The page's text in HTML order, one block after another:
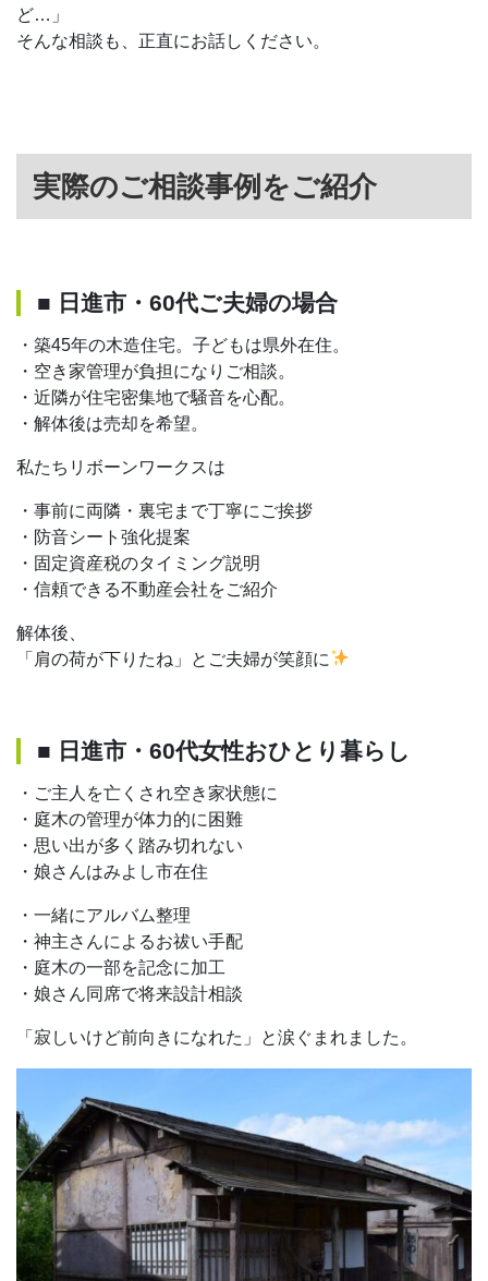
ど…」
そんな相談も、正直にお話しください。
実際のご相談事例をご紹介
■ 日進市・60代ご夫婦の場合
・築45年の木造住宅。子どもは県外在住。
・空き家管理が負担になりご相談。
・近隣が住宅密集地で騒音を心配。
・解体後は売却を希望。
私たちリボーンワークスは
・事前に両隣・裏宅まで丁寧にご挨拶
・防音シート強化提案
・固定資産税のタイミング説明
・信頼できる不動産会社をご紹介
解体後、
「肩の荷が下りたね」とご夫婦が笑顔に
■ 日進市・60代女性おひとり暮らし
・ご主人を亡くされ空き家状態に
・庭木の管理が体力的に困難
・思い出が多く踏み切れない
・娘さんはみよし市在住
・一緒にアルバム整理
・神主さんによるお祓い手配
・庭木の一部を記念に加工
・娘さん同席で将来設計相談
「寂しいけど前向きになれた」と涙ぐまれました。